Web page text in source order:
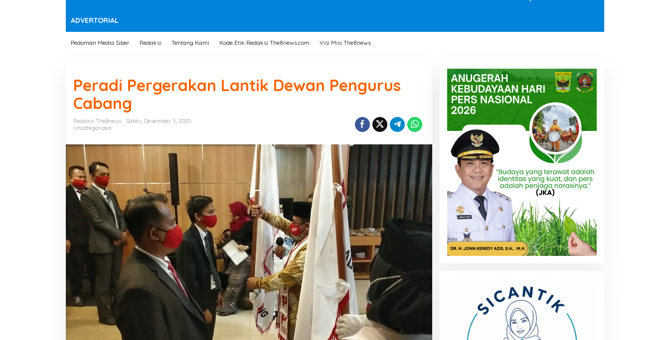
ADVERTORIAL
Pedoman Media Siber Redaksi Tentang Kami Kode Etik Redaksi The8news.com Visi Misi The8news
Peradi Pergerakan Lantik Dewan Pengurus
Cabang
Redaksi The8news
Sabtu, Desember 5, 2020
Uncategorized